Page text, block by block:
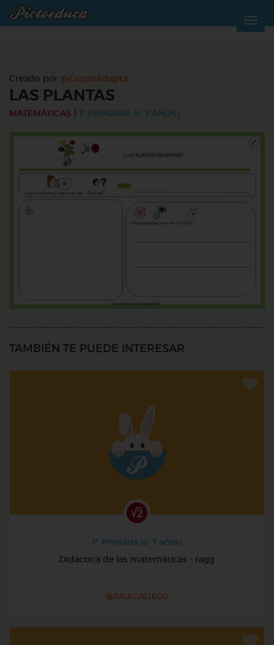
Creado por @GrupoAdapta
LAS PLANTAS
MATEMÁTICAS 1º PRIMARIA (6-7 AÑOS)
TAMBIÉN TE PUEDE INTERESAR
1º Primaria (6-7 años)
Didáctica de las matemáticas - ragg
@RAULGALLEGO